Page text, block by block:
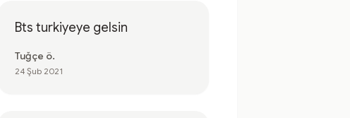
Bts turkiyeye gelsin
Tuğçe ö.
24 Şub 2021